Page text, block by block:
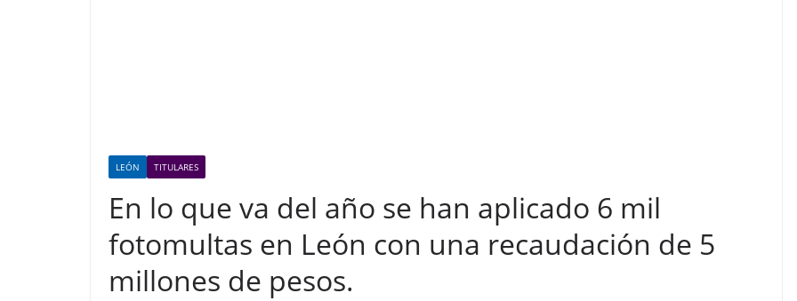
LEÓN TITULARES
En lo que va del año se han aplicado 6 mil
fotomultas en León con una recaudación de 5
millones de pesos.